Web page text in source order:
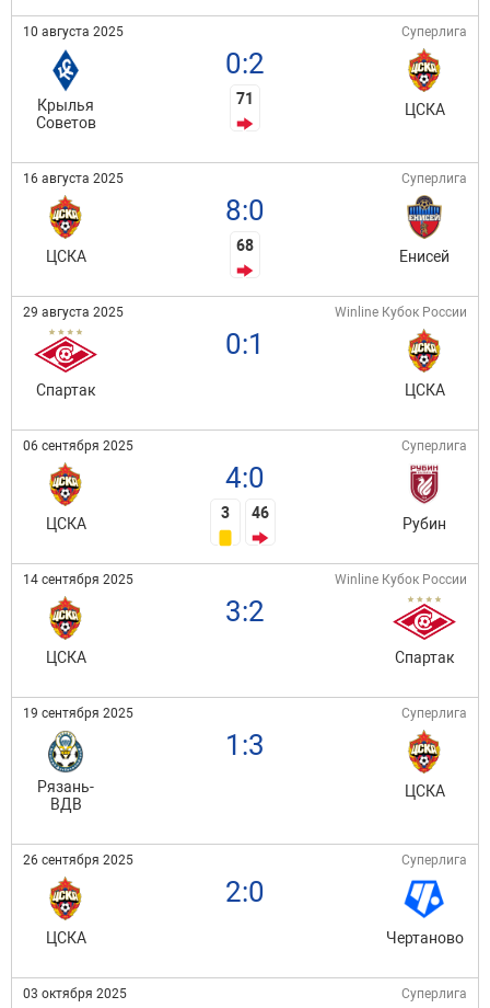
10 августа 2025 Суперлига
Крылья
Советов
0:2
71
ЦСКА
16 августа 2025 Суперлига
ЦСКА
8:0
68
Енисей
29 августа 2025 Winline Кубок России
Спартак
0:1
ЦСКА
06 сентября 2025 Суперлига
ЦСКА
4:0
3 46
Рубин
14 сентября 2025 Winline Кубок России
ЦСКА
3:2
Спартак
19 сентября 2025 Суперлига
Рязань-
ВДВ
1:3
ЦСКА
26 сентября 2025 Суперлига
ЦСКА
2:0
Чертаново
03 октября 2025 Суперлига